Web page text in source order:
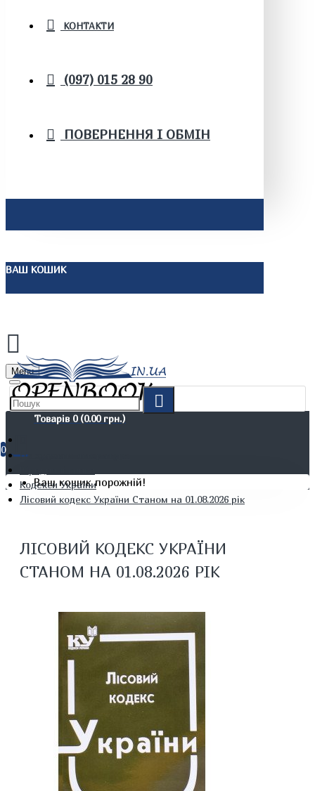
КОНТАКТИ
(097) 015 28 90
ПОВЕРНЕННЯ І ОБМІН
ВАШ КОШИК
Menu
Товарів 0 (0.00 грн.)
0
Ваш кошик порожній!
Не художня література
Кодекси України
Лісовий кодекс України Станом на 01.08.2026 рік
ЛІСОВИЙ КОДЕКС УКРАЇНИ
СТАНОМ НА 01.08.2026 РІК